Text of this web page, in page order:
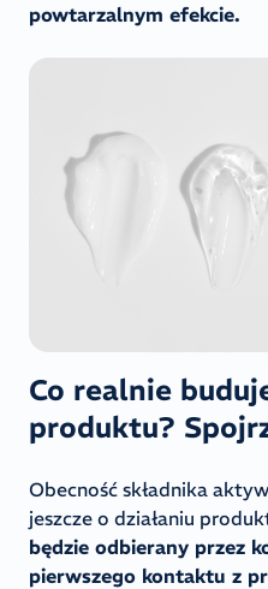
powtarzalnym efekcie.
Co realnie
produktu?
Obecność składnika
jeszcze o działaniu
będzie odbierany przez
pierwszego kontaktu z